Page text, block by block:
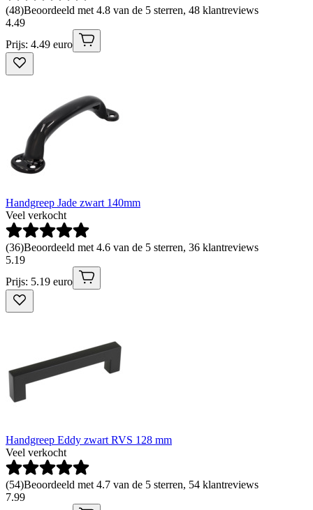
(48)Beoordeeld met 4.8 van de 5 sterren, 48 klantreviews
4.49
Prijs: 4.49 euro
Handgreep Jade zwart 140mm
Veel verkocht
(36)Beoordeeld met 4.6 van de 5 sterren, 36 klantreviews
5.19
Prijs: 5.19 euro
Handgreep Eddy zwart RVS 128 mm
Veel verkocht
(54)Beoordeeld met 4.7 van de 5 sterren, 54 klantreviews
7.99